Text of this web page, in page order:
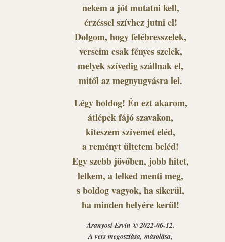
nekem a jót mutatni kell,
érzéssel szívhez jutni el!
Dolgom, hogy felébresszelek,
verseim csak fényes szelek,
melyek szívedig szállnak el,
mitől az megnyugvásra lel.
Légy boldog! Én ezt akarom,
átlépek fájó szavakon,
kiteszem szívemet eléd,
a reményt ültetem beléd!
Egy szebb jövőben, jobb hitet,
lelkem, a lelked menti meg,
s boldog vagyok, ha sikerül,
ha minden helyére kerül!
Aranyosi Ervin © 2022-06-12.
A vers megosztása, másolása,